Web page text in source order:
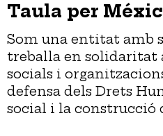
Taula per Méxic
Som una entitat amb
treballa en solidaritat
socials i
defensa dels Drets
social i la construcció